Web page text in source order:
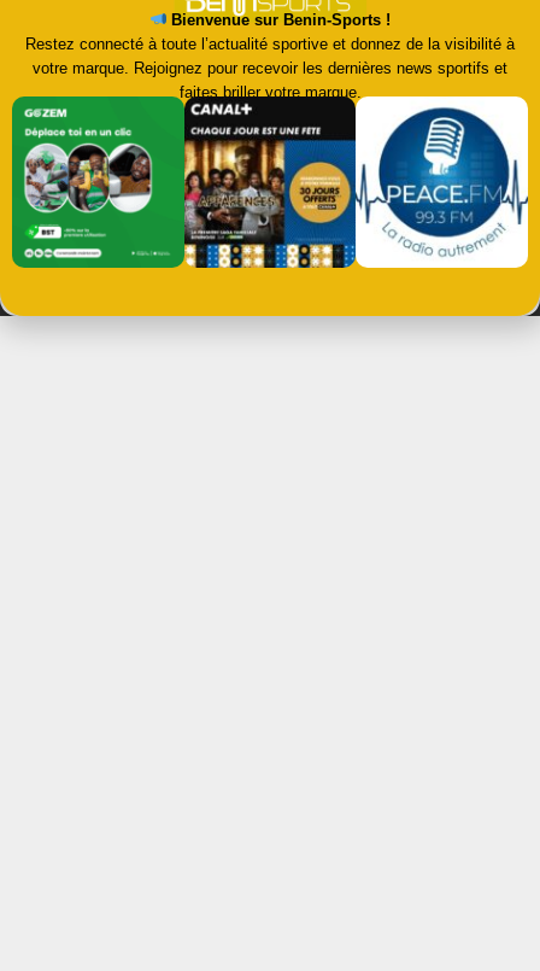
Bienvenue sur Benin-Sports !
Restez connecté à toute l’actualité sportive et donnez de la visibilité à
votre marque. Rejoignez pour recevoir les dernières news sportifs et
faites briller votre marque.